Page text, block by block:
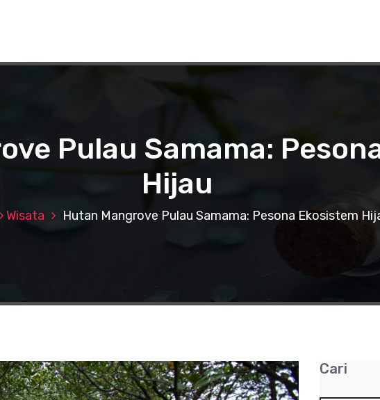
Pulau Samama:
Hijau
Wisata Hutan Mangrove Pulau Samama: Pesona Ekosistem
Cari